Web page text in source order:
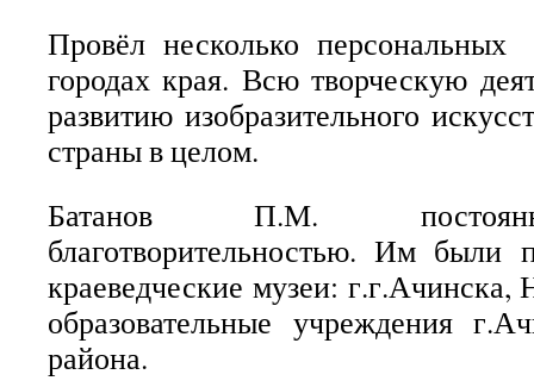
Провёл несколько
городах края. Всю творческую
развитию изобразительного
страны в целом.
Батанов П.М.
благотворительностью. Им были
краеведческие музеи:
образовательные учреждения
района.